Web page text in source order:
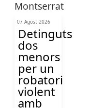
07 Agost 2026
Detinguts
dos
menors
per un
robatori
violent
amb